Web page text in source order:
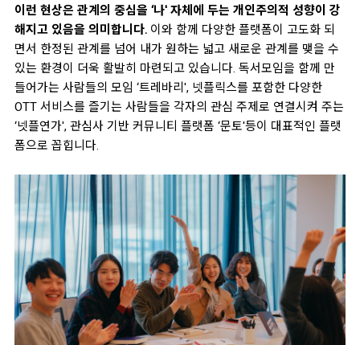
이런 현상은 관계의 중심을 ‘나' 자체에 두는 개인주의적 성향이 강
해지고 있음을 의미합니다. 이와 함께 다양한 플랫폼이 고도화 되
면서 한정된 관계를 넘어 내가 원하는 넓고 새로운 관계를 맺을 수
있는 환경이 더욱 활발히 마련되고 있습니다. 독서모임을 함께 만
들어가는 사람들의 모임 ‘트레바리', 넷플릭스를 포함한 다양한
OTT 서비스를 즐기는 사람들을 각자의 관심 주제로 연결시켜 주는
‘넷플연가', 관심사 기반 커뮤니티 플랫폼 ‘문토'등이 대표적인 플랫
폼으로 꼽힙니다.